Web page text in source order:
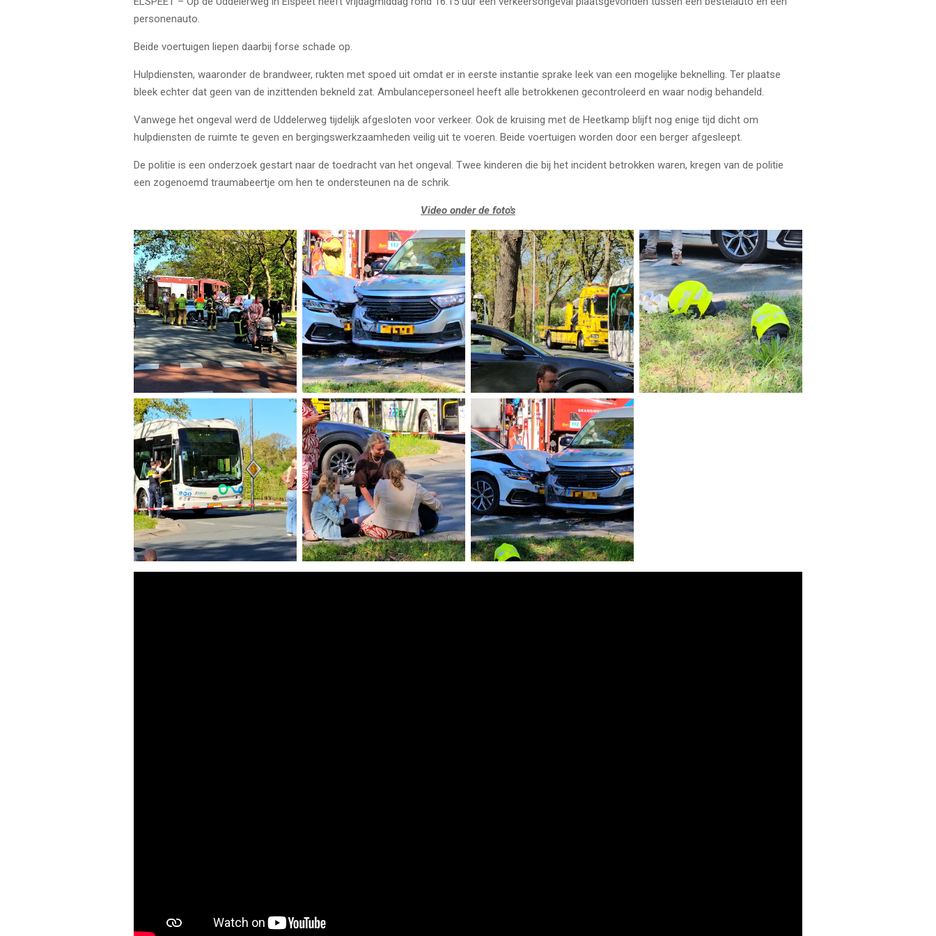
personenauto.
Beide voertuigen liepen daarbij forse schade op.
Hulpdiensten, waaronder de brandweer, rukten met spoed uit omdat er in eerste instantie sprake leek van een mogelijke beknelling. Ter plaatse
bleek echter dat geen van de inzittenden bekneld zat. Ambulancepersoneel heeft alle betrokkenen gecontroleerd en waar nodig behandeld.
Vanwege het ongeval werd de Uddelerweg tijdelijk afgesloten voor verkeer. Ook de kruising met de Heetkamp blijft nog enige tijd dicht om
hulpdiensten de ruimte te geven en bergingswerkzaamheden veilig uit te voeren. Beide voertuigen worden door een berger afgesleept.
De politie is een onderzoek gestart naar de toedracht van het ongeval. Twee kinderen die bij het incident betrokken waren, kregen van de politie
een zogenoemd traumabeertje om hen te ondersteunen na de schrik.
Video onder de foto's